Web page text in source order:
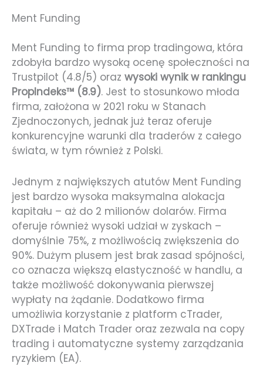
Ment Funding
Ment Funding to firma prop tradingowa, która
zdobyła bardzo wysoką ocenę społeczności na
Trustpilot (4.8/5) oraz wysoki wynik w rankingu
PropIndeks™ (8.9). Jest to stosunkowo młoda
firma, założona w 2021 roku w Stanach
Zjednoczonych, jednak już teraz oferuje
konkurencyjne warunki dla traderów z całego
świata, w tym również z Polski.
Jednym z największych atutów Ment Funding
jest bardzo wysoka maksymalna alokacja
kapitału – aż do 2 milionów dolarów. Firma
oferuje również wysoki udział w zyskach –
domyślnie 75%, z możliwością zwiększenia do
90%. Dużym plusem jest brak zasad spójności,
co oznacza większą elastyczność w handlu, a
także możliwość dokonywania pierwszej
wypłaty na żądanie. Dodatkowo firma
umożliwia korzystanie z platform cTrader,
DXTrade i Match Trader oraz zezwala na copy
trading i automatyczne systemy zarządzania
ryzykiem (EA).